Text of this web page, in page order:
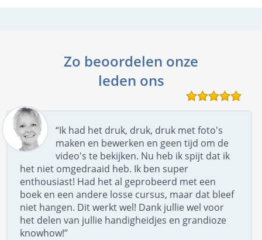
Zo beoordelen onze
leden ons
“Ik had het druk, druk, druk met foto's
maken en bewerken en geen tijd om de
video's te bekijken. Nu heb ik spijt dat ik
het niet omgedraaid heb. Ik ben super
enthousiast! Had het al geprobeerd met een
boek en een andere losse cursus, maar dat bleef
niet hangen. Dit werkt wel! Dank jullie wel voor
het delen van jullie handigheidjes en grandioze
knowhow!”